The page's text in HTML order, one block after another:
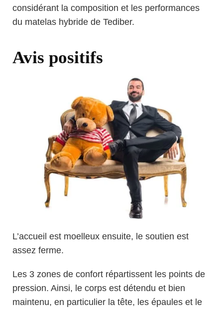
considérant la composition et les performances
du matelas hybride de Tediber.
Avis positifs
L’accueil est moelleux ensuite, le soutien est
assez ferme.
Les 3 zones de confort répartissent les points de
pression. Ainsi, le corps est détendu et bien
maintenu, en particulier la tête, les épaules et le